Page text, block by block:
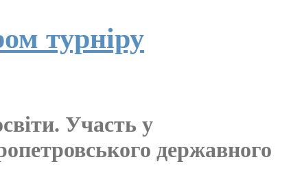
турніру
Участь у
державного